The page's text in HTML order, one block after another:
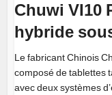
Chuwi VI10
hybride
Le fabricant Chinois
composé de tablettes
avec deux systèmes